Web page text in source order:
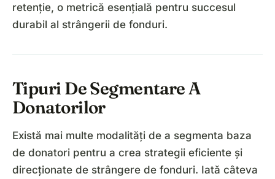
retenție, o metrică esențială pentru succesul
durabil al strângerii de fonduri.
Tipuri De Segmentare A
Donatorilor
Există mai multe modalități de a segmenta baza
de donatori pentru a crea strategii eficiente și
direcționate de strângere de fonduri. Iată câteva